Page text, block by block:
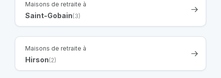
Maisons de retraite à
Saint-Gobain(3)
Maisons de retraite à
Hirson(2)